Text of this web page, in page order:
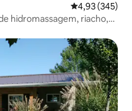
4,93 de uma
4,93 (345)
hidromassagem, riacho,
hóspedes